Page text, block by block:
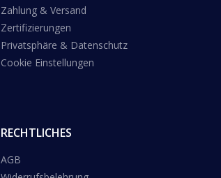
Zahlung & Versand
Zertifizierungen
Privatsphäre & Datenschutz
Cookie Einstellungen
RECHTLICHES
AGB